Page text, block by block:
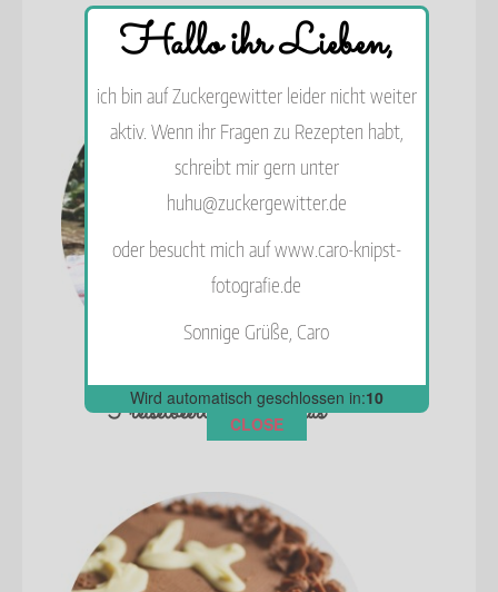
Preiselbeertorte im Glas
Wird automatisch geschlossen in:10
Hallo ihr Lieben,
ich bin auf Zuckergewitter leider nicht weiter
aktiv. Wenn ihr Fragen zu Rezepten habt,
schreibt mir gern unter
huhu@zuckergewitter.de
oder besucht mich auf www.caro-knipst-
fotografie.de
Sonnige Grüße, Caro
CLOSE